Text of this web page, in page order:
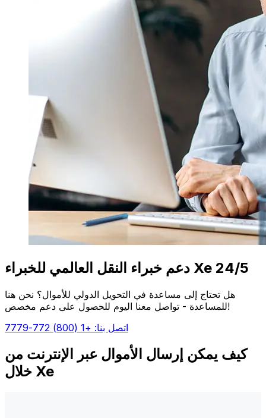
دعم خبراء النقل العالمي للخبراء Xe 24/5
هل تحتاج إلى مساعدة في التحويل الدولي للأموال؟ نحن هنا
للمساعدة - تواصل معنا اليوم للحصول على دعم مخصص!
اتصل بنا: +1 (800) 772-7779
كيف يمكن إرسال الأموال عبر الإنترنت من
خلال Xe